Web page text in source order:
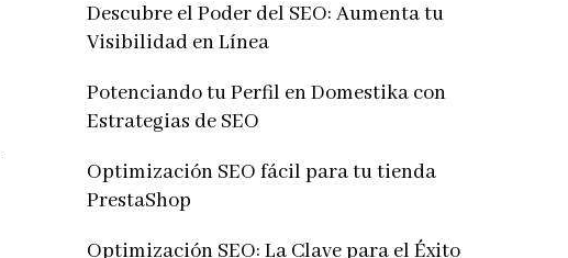
Descubre el Poder del SEO: Aumenta tu
Visibilidad en Línea
Potenciando tu Perfil en Domestika con
Estrategias de SEO
Optimización SEO fácil para tu tienda
PrestaShop
Optimización SEO: La Clave para el Éxito